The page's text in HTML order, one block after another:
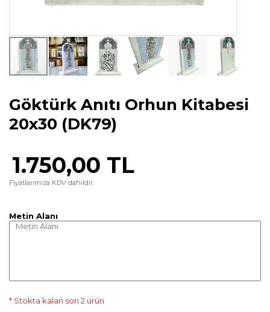
Göktürk Anıtı Orhun Kitabesi
20x30 (DK79)
1.750,00 TL
Fiyatlarımıza KDV dahildir.
Metin Alanı
* Stokta kalan son 2 ürün